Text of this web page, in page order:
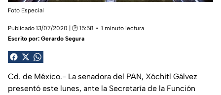
Foto Especial
Publicado 13/07/2020 | 🕑 15:58
1 minuto lectura
Escrito por: Gerardo Segura
Cd. de México.- La senadora del PAN, Xóchitl Gálvez
presentó este lunes, ante la Secretaría de la Función